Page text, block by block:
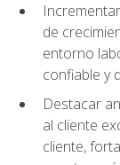
de
entorno
confiable y
Destacar
al cliente
cliente,